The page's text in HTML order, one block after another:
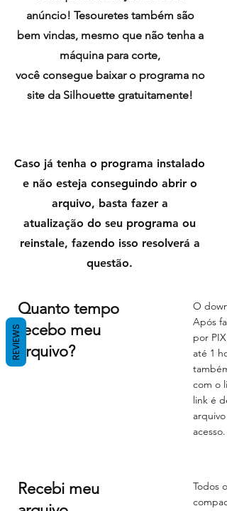
anúncio! Tesouretes também são
bem vindas, mesmo que não tenha a
máquina para corte,
você consegue baixar o programa no
site da Silhouette gratuitamente!
Caso já tenha o programa instalado
e não esteja conseguindo abrir o
arquivo, basta fazer a
atualização do seu programa ou
reinstale, fazendo isso resolverá a
questão.
Quanto tempo
recebo meu
arquivo?
O
Após
por
até 1
com o
link é
Recebi meu
Todos
REVIEWS